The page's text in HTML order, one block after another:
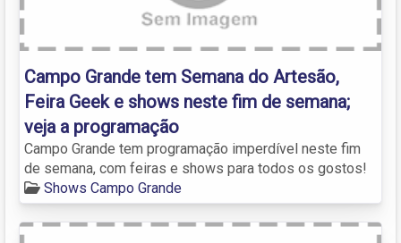
Campo Grande tem Semana do Artesão,
Feira Geek e shows neste fim de semana;
veja a programação
Campo Grande tem programação imperdível neste fim
de semana, com feiras e shows para todos os gostos!
Shows Campo Grande